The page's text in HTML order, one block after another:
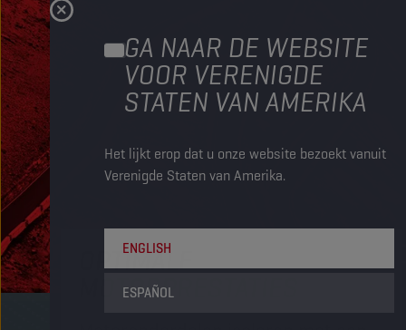
GA NAAR DE WEBSITE
VOOR VERENIGDE
STATEN VAN AMERIKA
Het lijkt erop dat u onze website bezoekt vanuit
Verenigde Staten van Amerika.
ENGLISH
ESPAÑOL
OPTIMALE
MOTORPRESTATIES